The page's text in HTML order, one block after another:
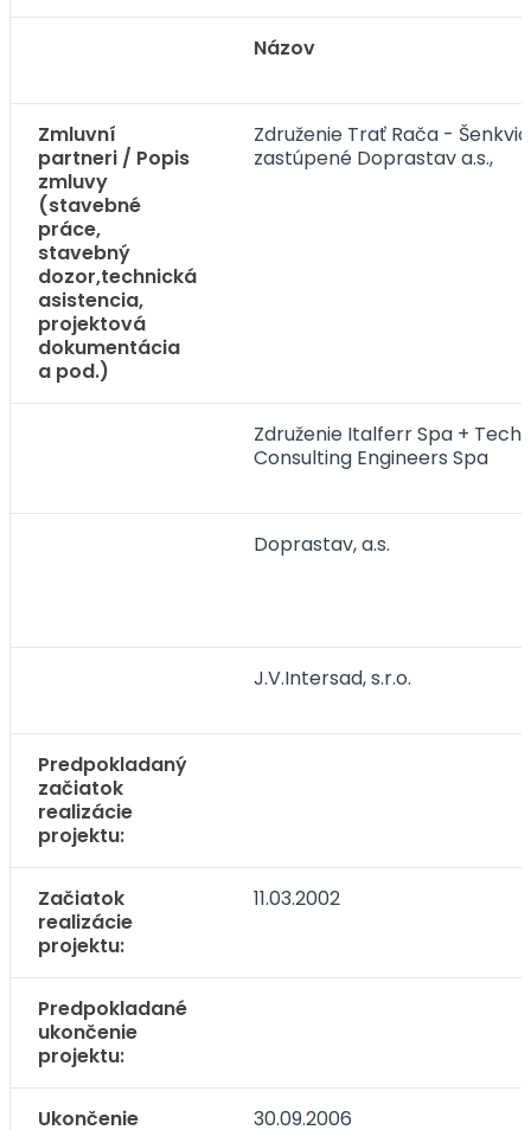
Názov
Zmluvní
partneri / Popis
zmluvy
(stavebné
práce,
stavebný
dozor,technická
asistencia,
projektová
dokumentácia
a pod.)
Združenie Trať Rača -
zastúpené Doprastav a.s.,
Združenie Italferr Spa +
Consulting Engineers Spa
Doprastav, a.s.
J.V.Intersad, s.r.o.
Predpokladaný
začiatok
realizácie
projektu:
Začiatok
realizácie
projektu:
11.03.2002
Predpokladané
ukončenie
projektu:
Ukončenie
30.09.2006